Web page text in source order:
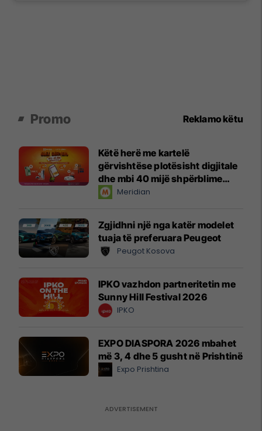
Promo Reklamo këtu
Këtë herë me kartelë
gërvishtëse plotësisht digjitale
dhe mbi 40 mijë shpërblime
instant!Meridian
Zgjidhni një nga katër modelet
tuaja të preferuara Peugeot
Peugot Kosova
IPKO vazhdon partneritetin me
Sunny Hill Festival 2026
IPKO
EXPO DIASPORA 2026 mbahet
më 3, 4 dhe 5 gusht në Prishtinë
Expo Prishtina